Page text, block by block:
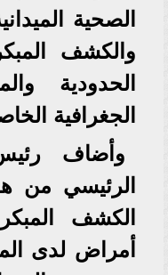
الصحية
والكشف
الحدودية
الجغرافية
وأضاف
الرئيسي من
الكشف
أمراض لدى